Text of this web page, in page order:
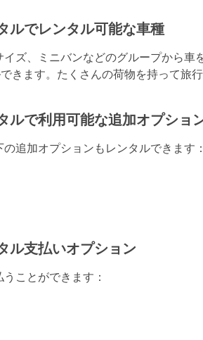
ルでレンタル可能な車種
ズ、ミニバンなどのグループから
きます。たくさんの荷物を持って旅
ルで利用可能な追加オプショ
追加オプションもレンタルできます：
ル支払いオプション
ことができます：